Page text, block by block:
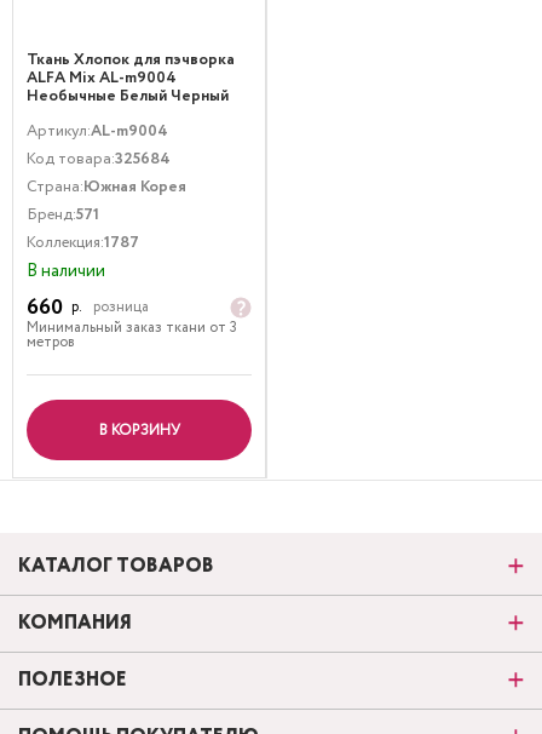
Ткань Хлопок для пэчворка
ALFA Mix AL-m9004
Необычные Белый Черный
Артикул:AL-m9004
Код товара:325684
Страна:Южная Корея
Бренд:571
Коллекция:1787
В наличии
660 р.
розница
Минимальный заказ ткани от 3
метров
В КОРЗИНУ
КАТАЛОГ ТОВАРОВ
КОМПАНИЯ
ПОЛЕЗНОЕ